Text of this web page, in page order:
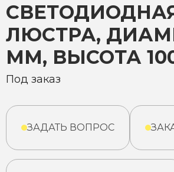
ЛЮСТРА,
ММ, ВЫСОТА
Под заказ
ЗАДАТЬ ВОПРОС